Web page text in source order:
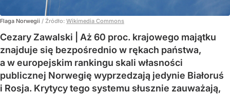
Flaga Norwegii / Źródło: Wikimedia Commons
Cezary Zawalski | Aż 60 proc. krajowego majątku
znajduje się bezpośrednio w rękach państwa,
a w europejskim rankingu skali własności
publicznej Norwegię wyprzedzają jedynie Białoruś
i Rosja. Krytycy tego systemu słusznie zauważają,